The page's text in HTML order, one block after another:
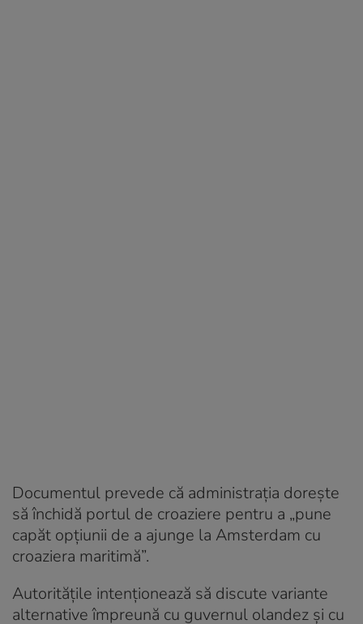
Documentul prevede că administrația dorește
să închidă portul de croaziere pentru a „pune
capăt opțiunii de a ajunge la Amsterdam cu
croaziera maritimă”.
Autoritățile intenționează să discute variante
alternative împreună cu guvernul olandez și cu